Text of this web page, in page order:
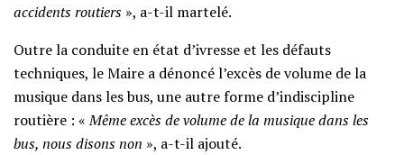
accidents routiers », a-t-il martelé.
Outre la conduite en état d’ivresse et les défauts
techniques, le Maire a dénoncé l’excès de volume de la
musique dans les bus, une autre forme d’indiscipline
routière : «Même excès de volume de la musique dans les
bus, nous disons non », a-t-il ajouté.